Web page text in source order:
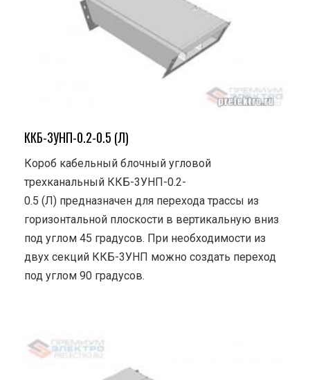
ККБ-3УНП-0.2-0.5 (Л)
Короб кабельный блочный угловой
трехканальный ККБ-3УНП-0.2-
0.5 (Л) предназначен для перехода трассы из
горизонтальной плоскости в вертикальную вниз
под углом 45 градусов. При необходимости из
двух секций ККБ-3УНП можно создать переход
под углом 90 градусов.